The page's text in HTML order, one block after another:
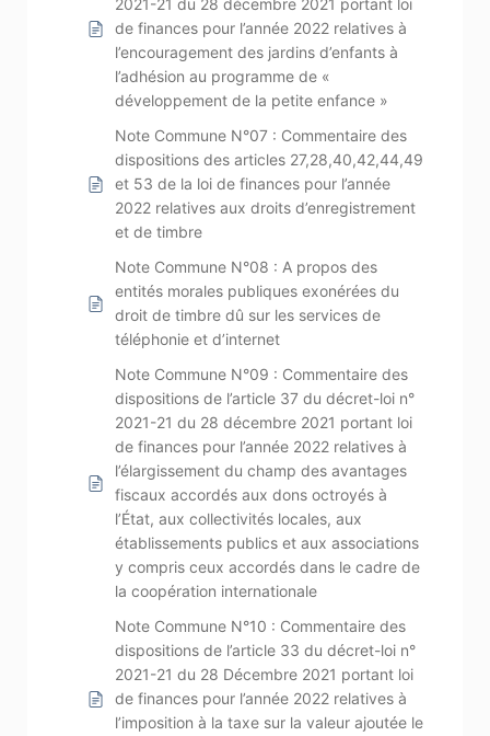
2021-21 du 28 décembre 2021 portant loi
de finances pour l’année 2022 relatives à
l’encouragement des jardins d’enfants à
l’adhésion au programme de «
développement de la petite enfance »
Note Commune N°07 : Commentaire des
dispositions des articles 27,28,40,42,44,49
et 53 de la loi de finances pour l’année
2022 relatives aux droits d’enregistrement
et de timbre
Note Commune N°08 : A propos des
entités morales publiques exonérées du
droit de timbre dû sur les services de
téléphonie et d’internet
Note Commune N°09 : Commentaire des
dispositions de l’article 37 du décret-loi n°
2021-21 du 28 décembre 2021 portant loi
de finances pour l’année 2022 relatives à
l’élargissement du champ des avantages
fiscaux accordés aux dons octroyés à
l’État, aux collectivités locales, aux
établissements publics et aux associations
y compris ceux accordés dans le cadre de
la coopération internationale
Note Commune N°10 : Commentaire des
dispositions de l’article 33 du décret-loi n°
2021-21 du 28 Décembre 2021 portant loi
de finances pour l’année 2022 relatives à
l’imposition à la taxe sur la valeur ajoutée le